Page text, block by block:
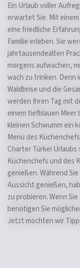
Ein Urlaub voller
erwartet Sie. Mit
eine friedliche
Familie erleben. Sie
jahrtausendealten
morgens aufwachen,
wach zu trinken.
Waldbrise und die
werden Ihren Tag mit
einem tiefblauen Meer
kleinen Schwumm ein
Menü des
Charter Türkei
Küchenchefs und des
genießen. Während
Aussicht genießen,
zu probieren. Wenn
benötigen Sie
Jetzt möchten wir